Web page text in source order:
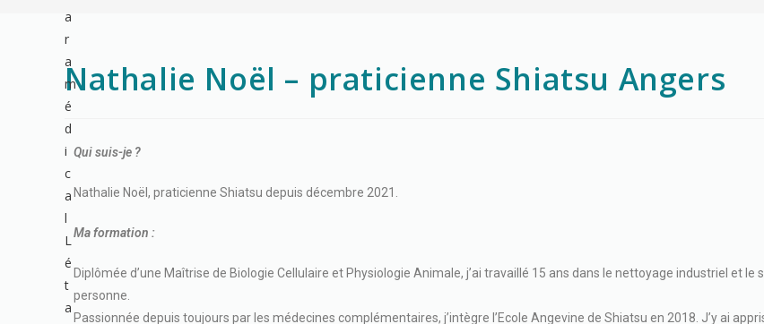
Nathalie Noël – praticienne Shiatsu Angers
Qui suis-je ?
Nathalie Noël, praticienne Shiatsu depuis décembre 2021.
Ma formation :
Diplômée d’une Maîtrise de Biologie Cellulaire et Physiologie Animale, j’ai travaillé 15 ans dans le nettoyage industriel et le
personne.
Passionnée depuis toujours par les médecines complémentaires, j’intègre l’Ecole Angevine de Shiatsu en 2018. J’y ai